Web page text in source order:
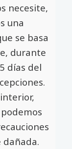
necesite,
una
se basa
durante
días del
dañada.